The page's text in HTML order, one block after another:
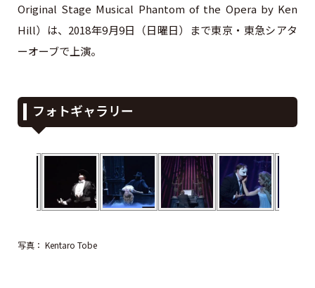
Original Stage Musical Phantom of the Opera by Ken
Hill）は、2018年9月9日（日曜日）まで東京・東急シアタ
ーオーブで上演。
フォトギャラリー
写真： Kentaro Tobe